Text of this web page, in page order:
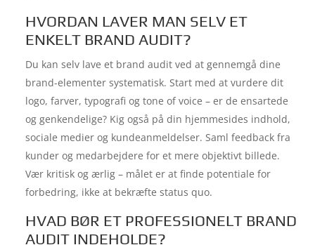
HVORDAN LAVER MAN SELV ET
ENKELT BRAND AUDIT?
Du kan selv lave et brand audit ved at gennemgå dine
brand-elementer systematisk. Start med at vurdere dit
logo, farver, typografi og tone of voice – er de ensartede
og genkendelige? Kig også på din hjemmesides indhold,
sociale medier og kundeanmeldelser. Saml feedback fra
kunder og medarbejdere for et mere objektivt billede.
Vær kritisk og ærlig – målet er at finde potentiale for
forbedring, ikke at bekræfte status quo.
HVAD BØR ET PROFESSIONELT BRAND
AUDIT INDEHOLDE?